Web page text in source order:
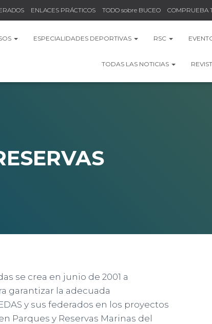
ENLACES PRÁCTICOS TODO sobre BUCEO COMPRUEBA
ESPECIALIDADES DEPORTIVAS RSC
TODAS LAS NOTICIAS
se crea en junio de 2001 a
garantizar la adecuada
y sus federados en los proyectos
Parques y Reservas Marinas del